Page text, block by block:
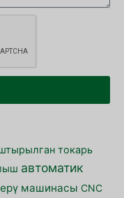
токарь
автоматик
машинасы CNC